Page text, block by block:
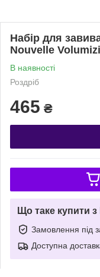
Набір для
Nouvelle
В наявності
Роздріб
465 ₴
Що таке купити
Замовлення під
Доступна